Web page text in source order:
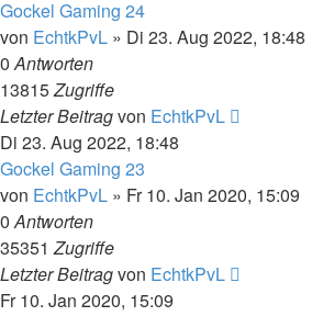
Gockel Gaming 24
von EchtkPvL » Di 23. Aug 2022, 18:48
0Antworten
13815Zugriffe
Letzter Beitragvon EchtkPvL
Di 23. Aug 2022, 18:48
Gockel Gaming 23
von EchtkPvL » Fr 10. Jan 2020, 15:09
0Antworten
35351Zugriffe
Letzter Beitragvon EchtkPvL
Fr 10. Jan 2020, 15:09